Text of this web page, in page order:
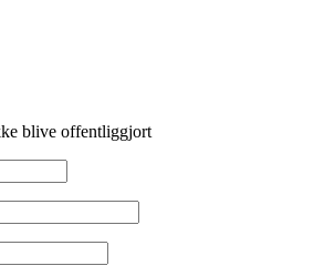
blive offentliggjort